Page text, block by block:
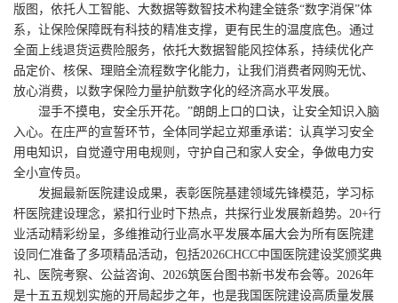
版图，依托人工智能、大数据等数智技术构建全链条“数字消保”体
系，让保险保障既有科技的精准支撑，更有民生的温度底色。通过
全面上线退货运费险服务，依托大数据智能风控体系，持续优化产
品定价、核保、理赔全流程数字化能力，让我们消费者网购无忧、
放心消费，以数字保险力量护航数字化的经济高水平发展。
湿手不摸电，安全乐开花。”朗朗上口的口诀，让安全知识入脑
入心。在庄严的宣誓环节，全体同学起立郑重承诺：认真学习安全
用电知识，自觉遵守用电规则，守护自己和家人安全，争做电力安
全小宣传员。
发掘最新医院建设成果，表彰医院基建领域先锋模范，学习标
杆医院建设理念，紧扣行业时下热点，共探行业发展新趋势。20+行
业活动精彩纷呈，多维推动行业高水平发展本届大会为所有医院建
设同仁准备了多项精品活动，包括2026CHCC中国医院建设奖颁奖典
礼、医院考察、公益咨询、2026筑医台图书新书发布会等。2026年
是十五五规划实施的开局起步之年，也是我国医院建设高质量发展